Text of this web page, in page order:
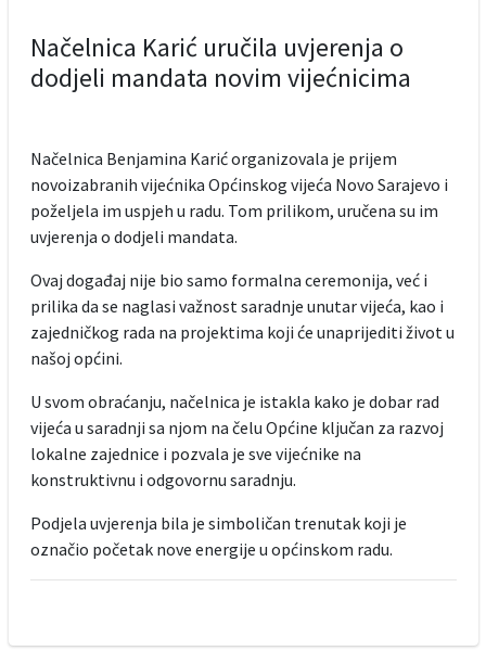
Načelnica Karić uručila uvjerenja o
dodjeli mandata novim vijećnicima
Načelnica Benjamina Karić organizovala je prijem
novoizabranih vijećnika Općinskog vijeća Novo Sarajevo i
poželjela im uspjeh u radu. Tom prilikom, uručena su im
uvjerenja o dodjeli mandata.
Ovaj događaj nije bio samo formalna ceremonija, već i
prilika da se naglasi važnost saradnje unutar vijeća, kao i
zajedničkog rada na projektima koji će unaprijediti život u
našoj općini.
U svom obraćanju, načelnica je istakla kako je dobar rad
vijeća u saradnji sa njom na čelu Općine ključan za razvoj
lokalne zajednice i pozvala je sve vijećnike na
konstruktivnu i odgovornu saradnju.
Podjela uvjerenja bila je simboličan trenutak koji je
označio početak nove energije u općinskom radu.